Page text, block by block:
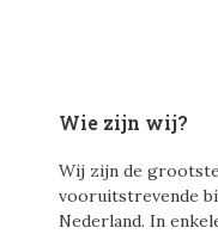
Wie zijn wij?
Wij zijn de
vooruitstrevende
Nederland. In